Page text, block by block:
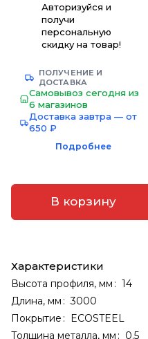
Авторизуйся и
получи
персональную
скидку на товар!
ПОЛУЧЕНИЕ И
ДОСТАВКА
Самовывоз сегодня из
6 магазинов
Доставка завтра — от
650 ₽
Подробнее
В корзину
Характеристики
Высота профиля, мм : 14
Длина, мм : 3000
Покрытие : ECOSTEEL
Толщина металла, мм : 0.5